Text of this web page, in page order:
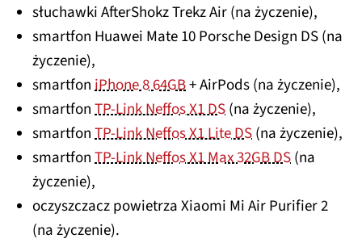
słuchawki AfterShokz Trekz Air (na życzenie),
smartfon Huawei Mate 10 Porsche Design DS (na
życzenie),
smartfoniPhone 8 64GB+ AirPods (na życzenie),
smartfonTP-Link Neffos X1 DS(na życzenie),
smartfonTP-Link Neffos X1 Lite DS(na życzenie),
smartfonTP-Link Neffos X1 Max 32GB DS(na
życzenie),
oczyszczacz powietrza Xiaomi Mi Air Purifier 2
(na życzenie).